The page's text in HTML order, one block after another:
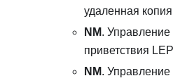
удаленная
NM.
приветствия
NM.